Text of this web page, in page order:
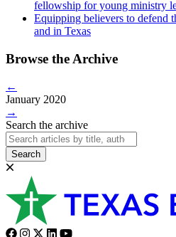
fellowship for young ministry
Equipping believers to defend
and in Texas
Browse the Archive
←
January 2020
→
Search the archive
Search